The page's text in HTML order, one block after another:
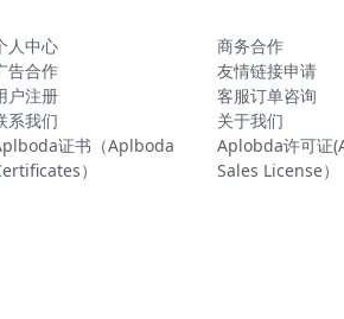
人中心
告合作
户注册
系我们
证书（Aplboda
）
商务合作
友情链接申请
客服订单咨询
关于我们
Aplobda许可证
Sales License）